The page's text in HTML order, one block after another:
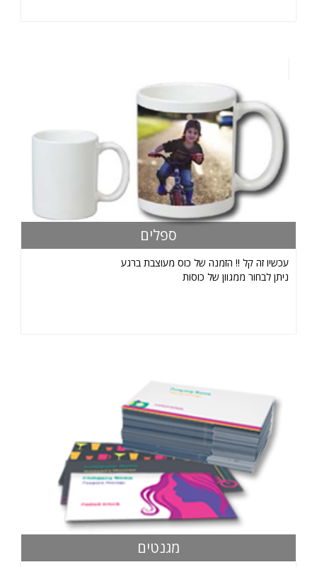
ספלים
עכשיו זה קל !! הזמנה של כוס מעוצבת ברגע
ניתן לבחור ממגוון של כוסות
מגנטים